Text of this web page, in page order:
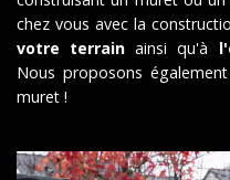
chez vous avec la
votre terrain ainsi qu'à
Nous proposons
muret !